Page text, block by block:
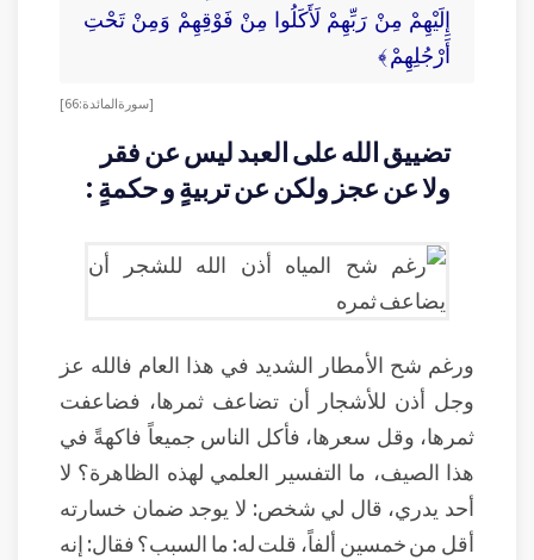
إِلَيْهِمْ مِنْ رَبِّهِمْ لَأَكَلُوا مِنْ فَوْقِهِمْ وَمِنْ تَحْتِ
أَرْجُلِهِمْ ﴾
[ سورة المائدة: 66 ]
تضييق الله على العبد ليس عن فقر
ولا عن عجز ولكن عن تربيةٍ و حكمةٍ :
ورغم شح الأمطار الشديد في هذا العام فالله عز
وجل أذن للأشجار أن تضاعف ثمرها، فضاعفت
ثمرها، وقل سعرها، فأكل الناس جميعاً فاكهةً في
هذا الصيف، ما التفسير العلمي لهذه الظاهرة؟ لا
أحد يدري، قال لي شخص: لا يوجد ضمان خسارته
أقل من خمسين ألفاً، قلت له: ما السبب؟ فقال: إنه